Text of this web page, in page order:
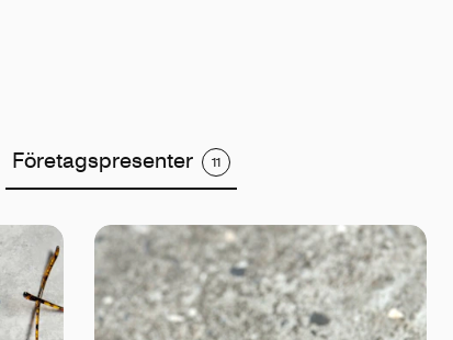
Företagspresenter 11